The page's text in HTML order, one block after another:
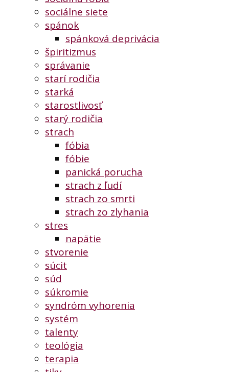
sociálne siete
spánok
spánková deprivácia
špiritizmus
správanie
starí rodičia
starká
starostlivosť
starý rodičia
strach
fóbia
fóbie
panická porucha
strach z ľudí
strach zo smrti
strach zo zlyhania
stres
napätie
stvorenie
súcit
súd
súkromie
syndróm vyhorenia
systém
talenty
teológia
terapia